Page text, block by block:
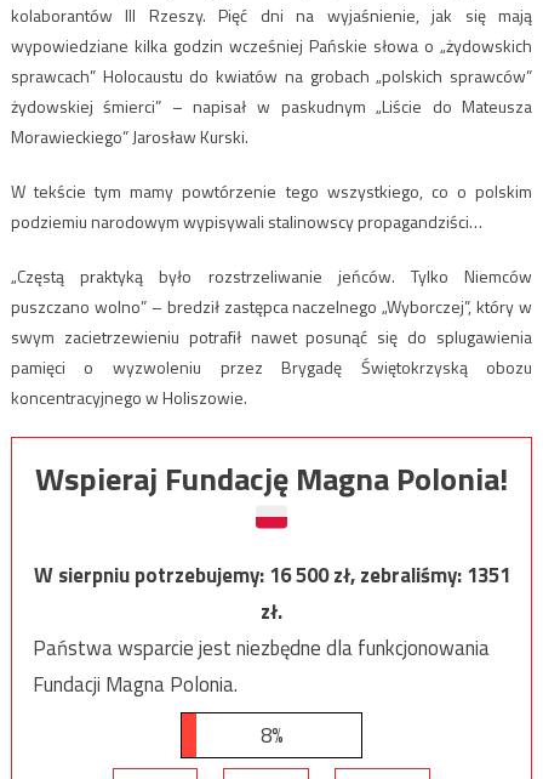
kolaborantów III Rzeszy. Pięć dni na wyjaśnienie, jak się mają
wypowiedziane kilka godzin wcześniej Pańskie słowa o „żydowskich
sprawcach” Holocaustu do kwiatów na grobach „polskich sprawców”
żydowskiej śmierci” – napisał w paskudnym „Liście do Mateusza
Morawieckiego” Jarosław Kurski.
W tekście tym mamy powtórzenie tego wszystkiego, co o polskim
podziemiu narodowym wypisywali stalinowscy propagandziści…
„Częstą praktyką było rozstrzeliwanie jeńców. Tylko Niemców
puszczano wolno” – bredził zastępca naczelnego „Wyborczej”, który w
swym zacietrzewieniu potrafił nawet posunąć się do splugawienia
pamięci o wyzwoleniu przez Brygadę Świętokrzyską obozu
koncentracyjnego w Holiszowie.
Wspieraj Fundację Magna Polonia!
W sierpniu potrzebujemy:16 500zł, zebraliśmy:1351
zł.
Państwa wsparcie jest niezbędne dla funkcjonowania
Fundacji Magna Polonia.
8%